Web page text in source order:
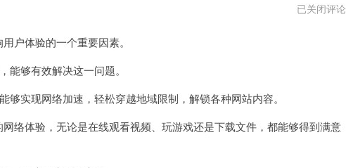
456
已关闭评论
体验的一个重要因素。
够有效解决这一问题。
实现网络加速，轻松穿越地域限制，解锁各种网站内容。
体验，无论是在线观看视频、玩游戏还是下载文件，都能够得到满意